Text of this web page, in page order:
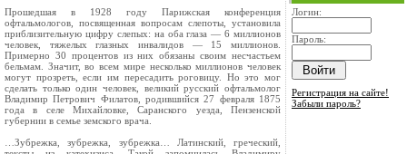
Прошедшая в 1928 году Парижская конференция
офтальмологов, посвященная вопросам слепоты, установила
приблизительную цифру слепых: на оба глаза — 6 миллионов
человек, тяжелых глазных инвалидов — 15 миллионов.
Примерно 30 процентов из них обязаны своим несчастьем
бельмам. Значит, во всем мире несколько миллионов человек
могут прозреть, если им пересадить роговицу. Но это мог
сделать только один человек, великий русский офтальмолог
Владимир Петрович Филатов, родившийся 27 февраля 1875
года в селе Михайловке, Саранского уезда, Пензенской
губернии в семье земского врача.
…Зубрежка, зубрежка, зубрежка… Латинский, греческий,
Логин:
Пароль:
Регистрация на сайте!
Забыли пароль?